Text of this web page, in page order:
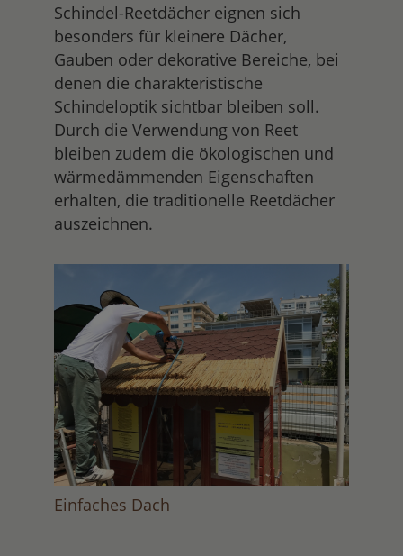
Schindel-Reetdächer eignen sich
besonders für kleinere Dächer,
Gauben oder dekorative Bereiche, bei
denen die charakteristische
Schindeloptik sichtbar bleiben soll.
Durch die Verwendung von Reet
bleiben zudem die ökologischen und
wärmedämmenden Eigenschaften
erhalten, die traditionelle Reetdächer
auszeichnen.
Einfaches Dach